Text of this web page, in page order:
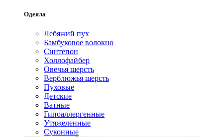
Одеяла
Лебяжий пух
Бамбуковое волокно
Синтепон
Холлофайбер
Овечья шерсть
Верблюжья шерсть
Пуховые
Детские
Ватные
Гипоаллергенные
Утяжеленные
Суконные